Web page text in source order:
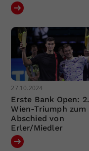
27.10.2024
Erste Bank Open: 2.
Wien-Triumph zum
Abschied von
Erler/Miedler